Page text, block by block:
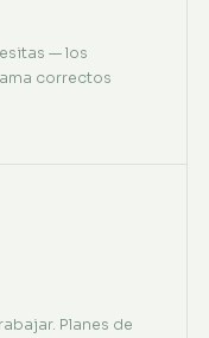
— los
correctos
Planes de